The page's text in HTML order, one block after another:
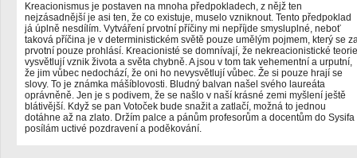
Kreacionismus je postaven na mnoha předpokladech, z nějž ten
nejzásadnější je asi ten, že co existuje, muselo vzniknout. Tento předpoklad
já úplně nesdílím. Vytváření prvotní příčiny mi nepříjde smysluplné, neboť
taková příčina je v deterministickém světě pouze umělým pojmem, který se
prvotní pouze prohlásí. Kreacionisté se domnívají, že nekreacionistické teorie
vysvětlují vznik života a světa chybně. A jsou v tom tak vehementní a urputní,
že jim vůbec nedochází, že oni ho nevysvětlují vůbec. Že si pouze hrají se
slovy. To je známka mášíblovosti. Bludný balvan našel svého laureáta
oprávněně. Jen je s podivem, že se našlo v naší krásné zemi myšlení ještě
blátivější. Když se pan Votoček bude snažit a zatlačí, možná to jednou
dotáhne až na zlato. Držím palce a pánům profesorům a docentům do Sysifa
posílám uctivé pozdravení a poděkování.